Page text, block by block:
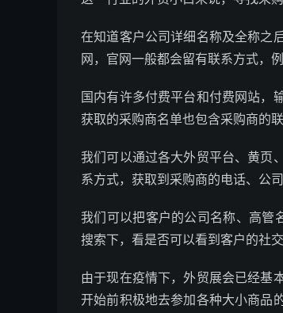
在知道客户公司详细名称及全称之
网，官网一般都会留有联系方式，
国内有许多付费平台和付费网站，
获取的采购商名单也包含采购商的联
我们可以通过各大外贸平台、黄页
系方式，获取到采购商的电话、公
我们可以把客户的公司名称、高管
搜索下，看是否可以看到客户的社
由于现在疫情下，外贸展会已经基
开始前积极地去参加各种大小商品